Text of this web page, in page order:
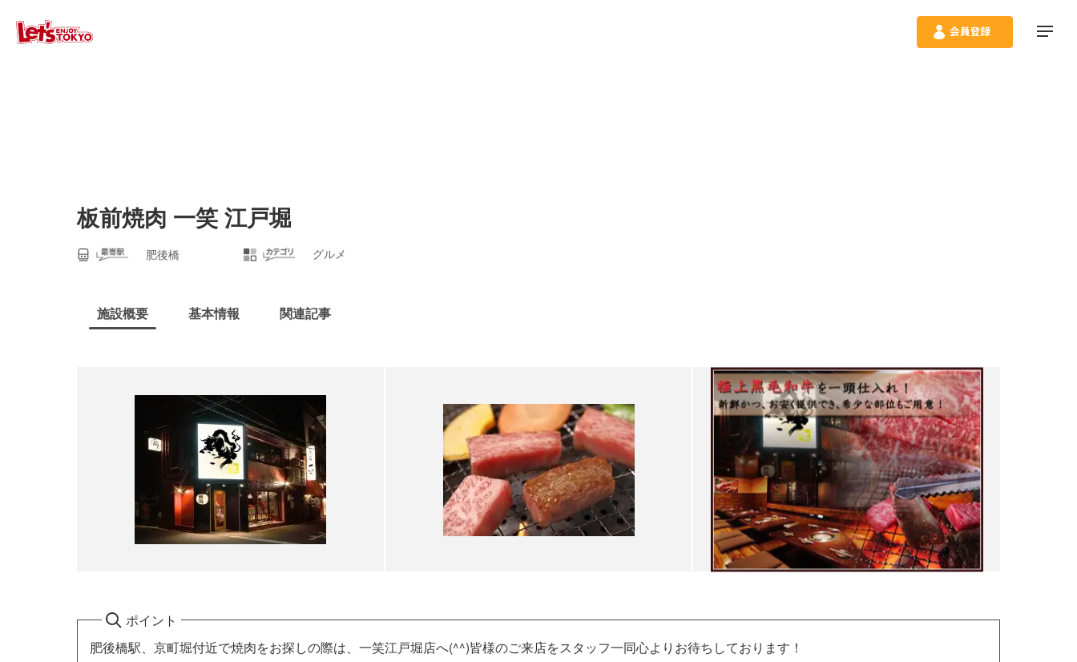
板前焼肉 一笑 江戸堀
肥後橋 グルメ
施設概要 基本情報 関連記事
ポイント
肥後橋駅、京町堀付近で焼肉をお探しの際は、一笑江戸堀店へ(^^)皆様のご来店をスタッフ一同心よりお待ちしております！